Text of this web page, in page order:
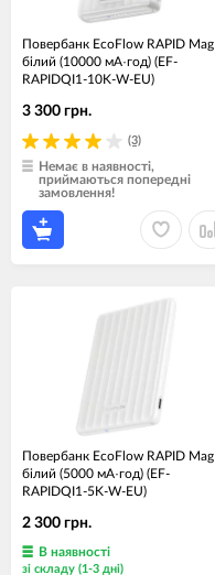
Повербанк EcoFlow RAPID Mag
білий (10000 мА·год) (EF-
RAPIDQI1-10K-W-EU)
(3)
3 300 грн.
Немає в наявності,
приймаються попередні
замовлення!
Повербанк EcoFlow RAPID Mag
білий (5000 мА·год) (EF-
RAPIDQI1-5K-W-EU)
2 300 грн.
В наявності
зі складу (1-3 дні)